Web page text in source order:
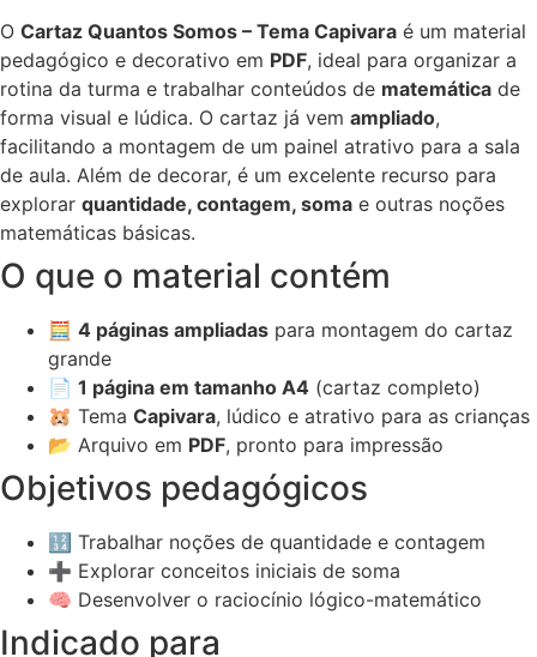
O Cartaz Quantos Somos – Tema Capivara é um material
pedagógico e decorativo em PDF, ideal para organizar a
rotina da turma e trabalhar conteúdos de matemática de
forma visual e lúdica. O cartaz já vem ampliado,
facilitando a montagem de um painel atrativo para a sala
de aula. Além de decorar, é um excelente recurso para
explorar quantidade, contagem, soma e outras noções
matemáticas básicas.
O que o material contém
🧮 4 páginas ampliadas para montagem do cartaz
grande
📄 1 página em tamanho A4 (cartaz completo)
🐹 Tema Capivara, lúdico e atrativo para as crianças
📂 Arquivo em PDF, pronto para impressão
Objetivos pedagógicos
🔢 Trabalhar noções de quantidade e contagem
➕ Explorar conceitos iniciais de soma
🧠 Desenvolver o raciocínio lógico-matemático
Indicado para